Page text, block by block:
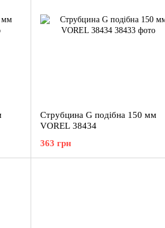
Струбцина G подібна 150 мм
VOREL 38434
363 грн